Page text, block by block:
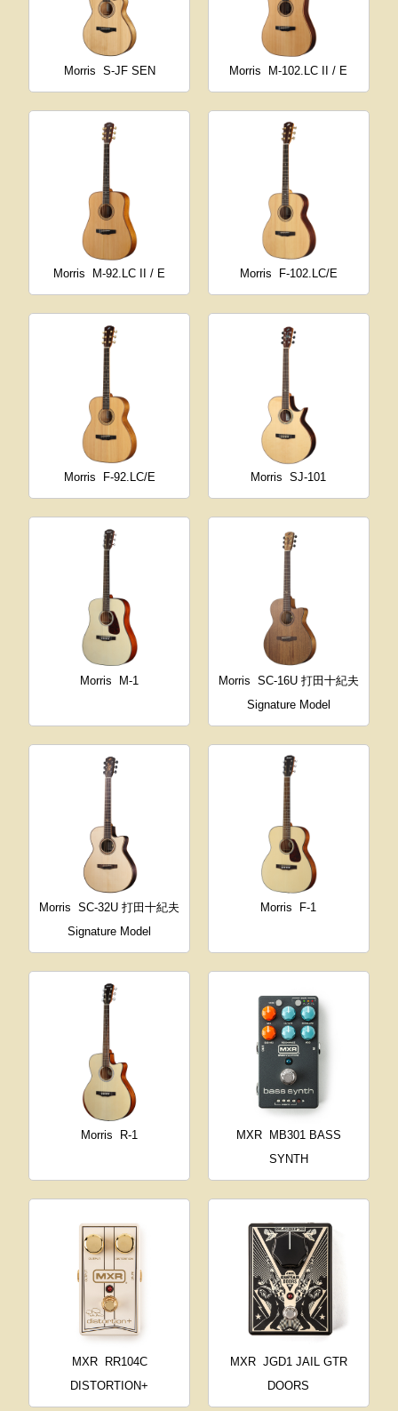
Morris S-JF SEN Morris M-102.LC II / E
Morris M-92.LC II / E Morris F-102.LC/E
Morris F-92.LC/E Morris SJ-101
Morris M-1 Morris SC-16U 打田十紀夫
Signature Model
Morris
SC-32U 打田十紀夫
Signature Model
Morris F-1
Morris R-1 MXR
MB301 BASS
SYNTH
MXR
RR104C
DISTORTION+
MXR JGD1 JAIL GTR
DOORS